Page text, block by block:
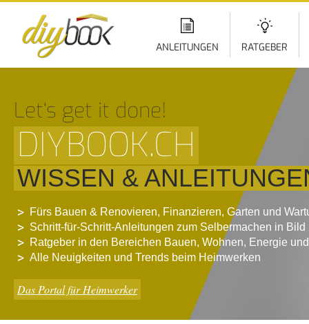
ANLEITUNGEN RATGEBER
Let‘s get it done!
DIYBOOK.CH
WISSEN &
Fürs Bauen & Renovieren, Finanzieren, Garten und
Schritt-für-Schritt-Anleitungen zum Selbermachen in Bild
Ratgeber in den Bereichen Bauen, Wohnen, Energie
Alle Neuigkeiten und Trends beim Heimwerken
Das Portal für Heimwerker